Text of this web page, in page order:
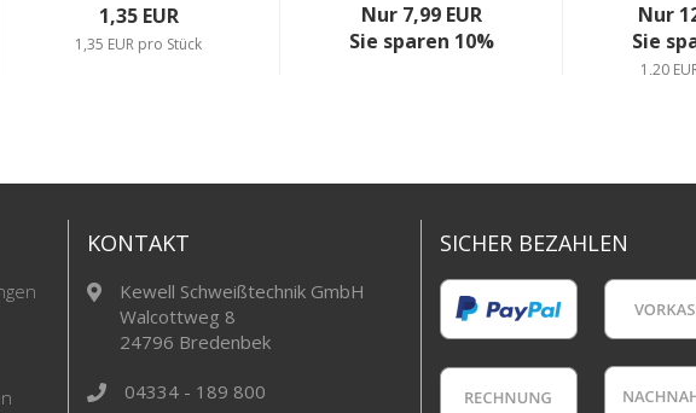
1,35 EUR
1,35 EUR pro Stück
Nur 7,99 EUR
Sie sparen 10%
Nur
Sie
1,20
KONTAKT
Kewell Schweißtechnik GmbH
Walcottweg 8
24796 Bredenbek
04334 - 189 800
SICHER BEZAHLEN